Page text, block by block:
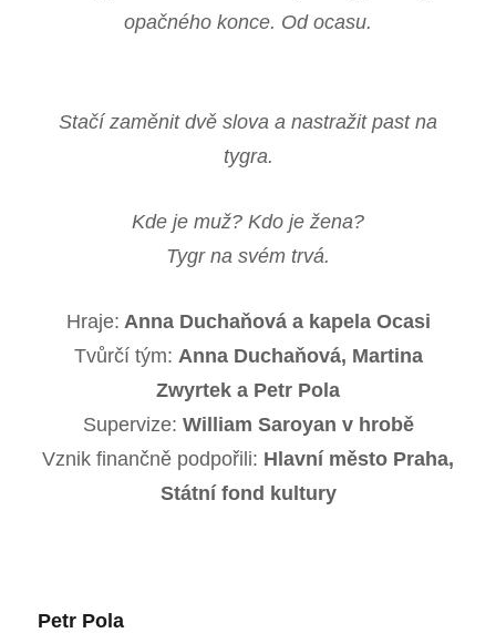
opačného konce. Od ocasu.
Stačí zaměnit dvě slova a nastražit past na
tygra.
Kde je muž? Kdo je žena?
Tygr na svém trvá.
Hraje: Anna Duchaňová a kapela Ocasi
Tvůrčí tým: Anna Duchaňová, Martina
Zwyrtek a Petr Pola
Supervize: William Saroyan v hrobě
Vznik finančně podpořili: Hlavní město Praha,
Státní fond kultury
Petr Pola